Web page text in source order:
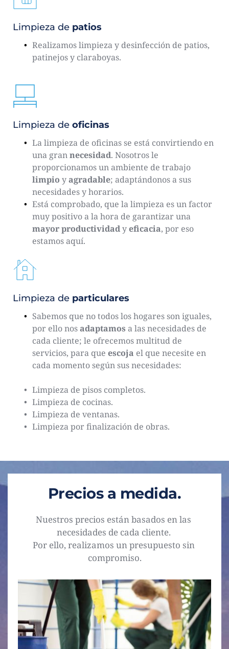
Limpieza de patios
Realizamos limpieza y desinfección de patios,
patinejos y claraboyas.
Limpieza de oficinas
La limpieza de oficinas se está convirtiendo en
una gran necesidad. Nosotros le
limpio y agradable; adaptándonos a sus
necesidades y horarios.
Está comprobado, que la limpieza es un factor
mayorproductividad y eficacia, por eso
estamos aquí.
Limpieza de particulares
Sabemos que no todos los hogares son iguales,
por ello nos adaptamos a las necesidades de
cada cliente; le ofrecemos multitud de
servicios, para que escoja el que necesite en
cada momento según sus necesidades:
Limpieza de pisos completos.
Limpieza de cocinas.
Limpieza de ventanas.
Limpieza por finalización de obras.
Precios a medida.
Nuestros precios están basados en las
necesidades de cada cliente.
Por ello, realizamos un presupuesto sin
compromiso.